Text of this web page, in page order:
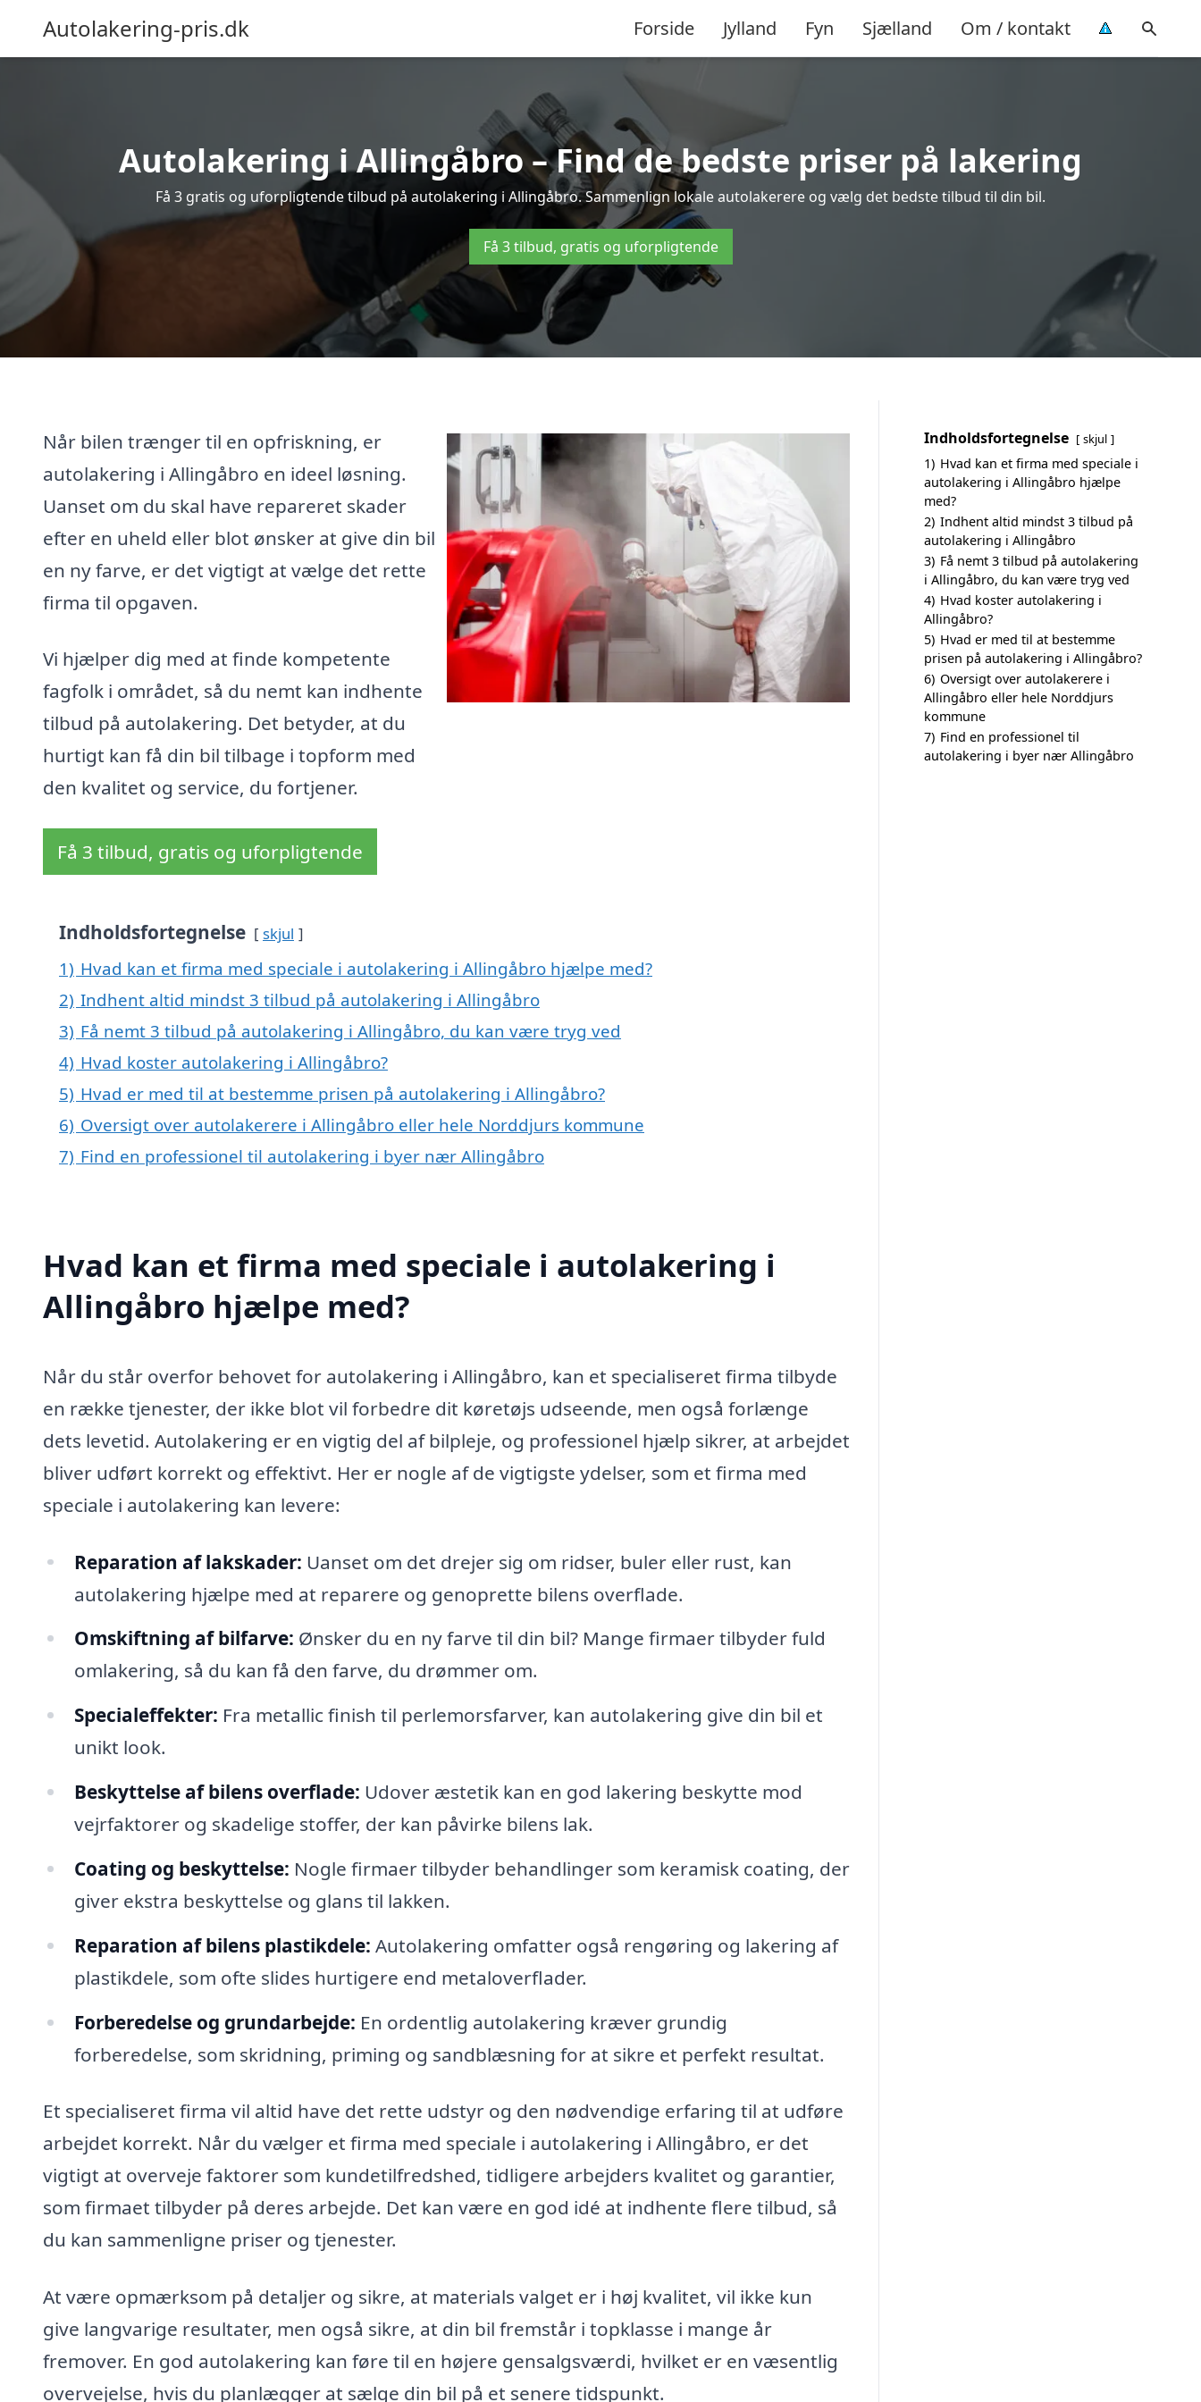
Autolakering-pris.dk Forside Jylland Fyn Sjælland Om / kontakt
Autolakering i Allingåbro – Find de bedste priser på lakering
Få 3 gratis og uforpligtende tilbud på autolakering i Allingåbro. Sammenlign lokale autolakerere og vælg det bedste tilbud til din bil.
Få 3 tilbud, gratis og uforpligtende
Når bilen trænger til en opfriskning, er
autolakering i Allingåbro en ideel løsning.
Uanset om du skal have repareret skader
efter en uheld eller blot ønsker at give din bil
en ny farve, er det vigtigt at vælge det rette
firma til opgaven.
Vi hjælper dig med at finde kompetente
fagfolk i området, så du nemt kan indhente
tilbud på autolakering. Det betyder, at du
hurtigt kan få din bil tilbage i topform med
den kvalitet og service, du fortjener.
Få 3 tilbud, gratis og uforpligtende
Indholdsfortegnelse skjul
1) Hvad kan et firma med speciale i autolakering i Allingåbro hjælpe med?
2) Indhent altid mindst 3 tilbud på autolakering i Allingåbro
3) Få nemt 3 tilbud på autolakering i Allingåbro, du kan være tryg ved
4) Hvad koster autolakering i Allingåbro?
5) Hvad er med til at bestemme prisen på autolakering i Allingåbro?
6) Oversigt over autolakerere i Allingåbro eller hele Norddjurs kommune
7) Find en professionel til autolakering i byer nær Allingåbro
Hvad kan et firma med speciale i autolakering i
Allingåbro hjælpe med?
Når du står overfor behovet for autolakering i Allingåbro, kan et specialiseret firma tilbyde
en række tjenester, der ikke blot vil forbedre dit køretøjs udseende, men også forlænge
dets levetid. Autolakering er en vigtig del af bilpleje, og professionel hjælp sikrer, at arbejdet
bliver udført korrekt og effektivt. Her er nogle af de vigtigste ydelser, som et firma med
speciale i autolakering kan levere:
Reparation af lakskader: Uanset om det drejer sig om ridser, buler eller rust, kan
autolakering hjælpe med at reparere og genoprette bilens overflade.
Omskiftning af bilfarve: Ønsker du en ny farve til din bil? Mange firmaer tilbyder fuld
omlakering, så du kan få den farve, du drømmer om.
Specialeffekter: Fra metallic finish til perlemorsfarver, kan autolakering give din bil et
unikt look.
Beskyttelse af bilens overflade: Udover æstetik kan en god lakering beskytte mod
vejrfaktorer og skadelige stoffer, der kan påvirke bilens lak.
Coating og beskyttelse: Nogle firmaer tilbyder behandlinger som keramisk coating, der
giver ekstra beskyttelse og glans til lakken.
Reparation af bilens plastikdele: Autolakering omfatter også rengøring og lakering af
plastikdele, som ofte slides hurtigere end metaloverflader.
Forberedelse og grundarbejde: En ordentlig autolakering kræver grundig
forberedelse, som skridning, priming og sandblæsning for at sikre et perfekt resultat.
Et specialiseret firma vil altid have det rette udstyr og den nødvendige erfaring til at udføre
arbejdet korrekt. Når du vælger et firma med speciale i autolakering i Allingåbro, er det
vigtigt at overveje faktorer som kundetilfredshed, tidligere arbejders kvalitet og garantier,
som firmaet tilbyder på deres arbejde. Det kan være en god idé at indhente flere tilbud, så
du kan sammenligne priser og tjenester.
At være opmærksom på detaljer og sikre, at materials valget er i høj kvalitet, vil ikke kun
give langvarige resultater, men også sikre, at din bil fremstår i topklasse i mange år
fremover. En god autolakering kan føre til en højere gensalgsværdi, hvilket er en væsentlig
overvejelse, hvis du planlægger at sælge din bil på et senere tidspunkt.
Indholdsfortegnelse skjul
1) Hvad kan et firma med speciale i
autolakering i Allingåbro hjælpe
med?
2) Indhent altid mindst 3 tilbud på
autolakering i Allingåbro
3) Få nemt 3 tilbud på autolakering
i Allingåbro, du kan være tryg ved
4) Hvad koster autolakering i
Allingåbro?
5) Hvad er med til at bestemme
prisen på autolakering i Allingåbro?
6) Oversigt over autolakerere i
Allingåbro eller hele Norddjurs
kommune
7) Find en professionel til
autolakering i byer nær Allingåbro